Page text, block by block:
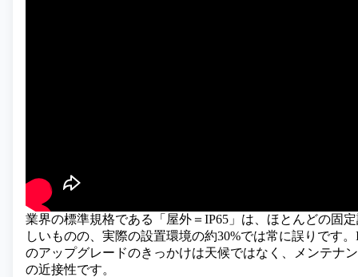
業界の標準規格である「屋外＝IP65」は、ほとんどの固
しいものの、実際の設置環境の約30%では常に誤りです
のアップグレードのきっかけは天候ではなく、メンテナ
の近接性です。